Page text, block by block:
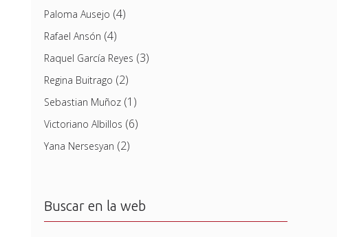
Paloma Ausejo (4)
Rafael Ansón (4)
Raquel García Reyes (3)
Regina Buitrago (2)
Sebastian Muñoz(1)
Victoriano Albillos (6)
Yana Nersesyan (2)
Buscar en la web